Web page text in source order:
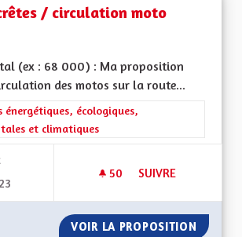
/ circulation moto
(ex : 68 000) : Ma proposition
des motos sur la route...
de la catégorie : Les transitions
énergétiques, écologiques,
et climatiques
50 50 ABONNÉS
SUIVRE
VOIR LA PROPOSITION